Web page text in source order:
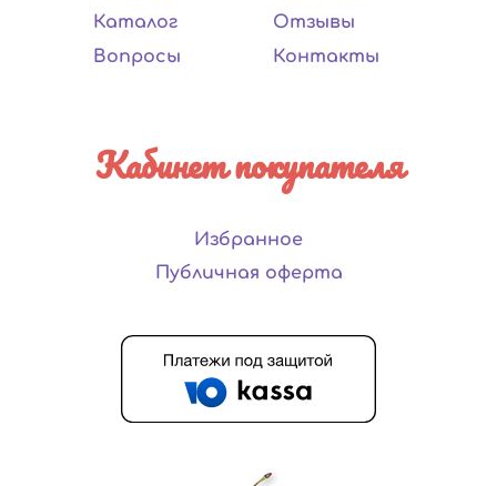
Каталог
Вопросы
Отзывы
Контакты
Кабинет покупателя
Избранное
Публичная оферта